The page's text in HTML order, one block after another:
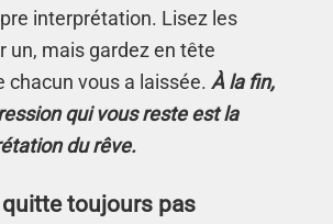
interprétation. Lisez les
un, mais gardez en tête
chacun vous a laissée. À la fin,
qui vous reste est la
du rêve.
quitte toujours pas